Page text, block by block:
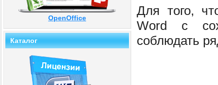
OpenOffice
Каталог
Для того,
Word с
соблюдать